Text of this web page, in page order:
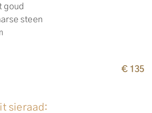
goud
steen
€ 135
sieraad: